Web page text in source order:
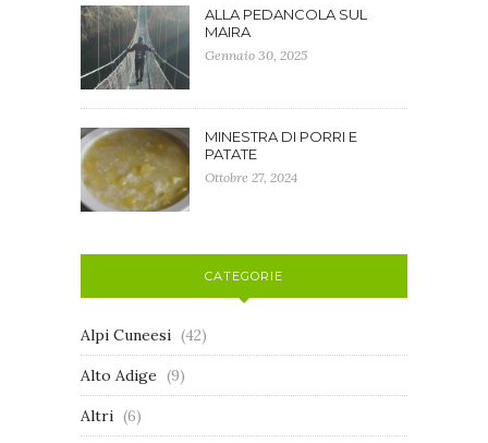
ALLA PEDANCOLA SUL
MAIRA
Gennaio 30, 2025
MINESTRA DI PORRI E
PATATE
Ottobre 27, 2024
CATEGORIE
Alpi Cuneesi (42)
Alto Adige (9)
Altri (6)